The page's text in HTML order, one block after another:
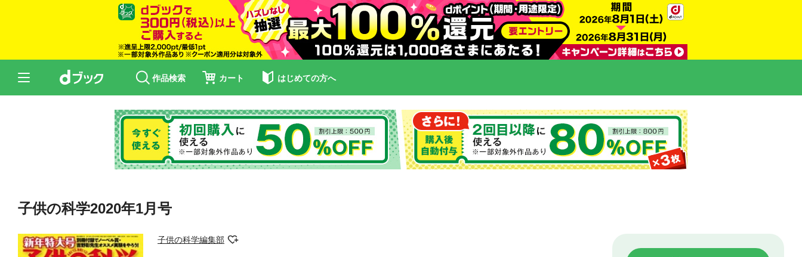
作品検索 カート はじめての方へ
子供の科学2020年1月号
子供の科学編集部